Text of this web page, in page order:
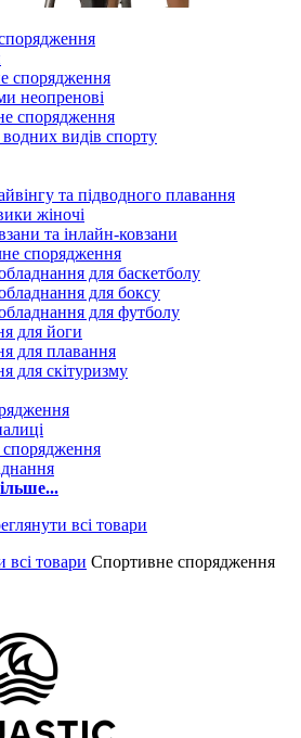
спорядження
неопренові
спорядження
видів спорту
та підводного плавання
жіночі
та інлайн-ковзани
спорядження
для баскетболу
для боксу
для футболу
для йоги
для плавання
для скітуризму
всі товари Спортивне спорядження